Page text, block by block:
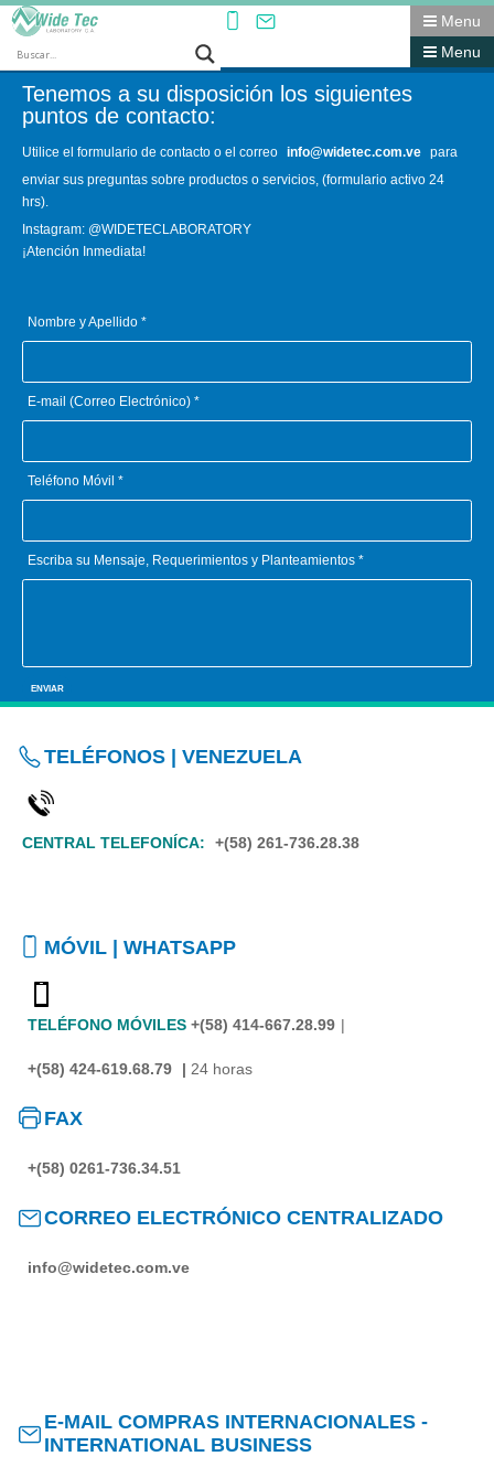
Menu
Menu
¡Gracias por su interés en
Wide Tec Laboratory,
C.A.!
Tenemos a su disposición los siguientes
puntos de contacto:
Utilice el formulario de contacto o el correo info@widetec.com.ve para
enviar sus preguntas sobre productos o servicios, (formulario activo 24
hrs).
Instagram: @WIDETECLABORATORY
¡Atención Inmediata!
Nombre y Apellido *
E-mail (Correo Electrónico) *
Teléfono Móvil *
Escriba su Mensaje, Requerimientos y Planteamientos *
TELÉFONOS | VENEZUELA
CENTRAL TELEFONÍCA: +(58) 261-736.28.38
MÓVIL | WHATSAPP
TELÉFONO MÓVILES +(58) 414-667.28.99 |
+(58) 424-619.68.79 | 24 horas
FAX
+(58) 0261-736.34.51
CORREO ELECTRÓNICO CENTRALIZADO
info@widetec.com.ve
E-MAIL COMPRAS INTERNACIONALES -
INTERNATIONAL BUSINESS